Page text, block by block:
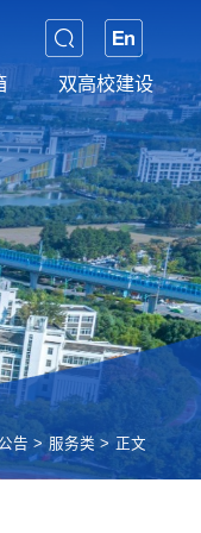
双高校建设
告 > 服务类 > 正文